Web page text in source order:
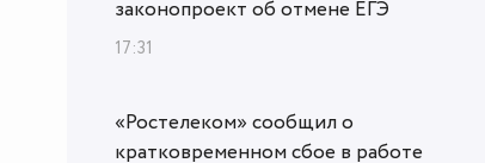
законопроект об отмене ЕГЭ
17:31
«Ростелеком» сообщил о
кратковременном сбое в работе